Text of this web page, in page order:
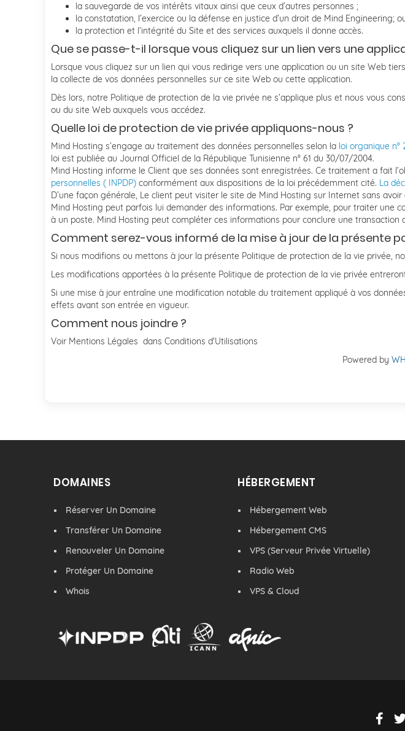
la sauvegarde de vos intérêts vitaux ainsi que ceux d’autres personnes ;
la constatation, l’exercice ou la défense en justice d’un droit de Mind Engineering;
la protection et l’intégrité du Site et des services auxquels il donne accès.
Que se passe-t-il lorsque vous cliquez sur un lien vers une
Lorsque vous cliquez sur un lien qui vous redirige vers une application ou un site Web
la collecte de vos données personnelles sur ce site Web ou cette application.
Dès lors, notre Politique de protection de la vie privée ne s’applique plus et nous vous
ou du site Web auxquels vous accédez.
Quelle loi de protection de vie privée appliquons-nous ?
Mind Hosting s’engage au traitement des données personnelles selon la loi organique
loi est publiée au Journal Officiel de la République Tunisienne n° 61 du 30/07/2004.
Mind Hosting informe le Client que ses données sont enregistrées. Ce traitement a fait
personnelles ( INPDP) conformément aux dispositions de la loi précédemment cité. La
D’une façon générale, Le client peut visiter le site de Mind Hosting sur Internet sans
Mind Hosting peut parfois lui demander des informations. Par exemple, pour traiter
à un poste. Mind Hosting peut compléter ces informations pour conclure une transaction
Comment serez-vous informé de la mise à jour de la présente
Si nous modifions ou mettons à jour la présente Politique de protection de la vie privée,
Les modifications apportées à la présente Politique de protection de la vie privée
Si une mise à jour entraîne une modification notable du traitement appliqué à vos
effets avant son entrée en vigueur.
Comment nous joindre ?
Voir Mentions Légales dans Conditions d'Utilisations
Powered by
DOMAINES
Réserver Un Domaine
Transférer Un Domaine
Renouveler Un Domaine
Protéger Un Domaine
Whois
HÉBERGEMENT
Hébergement Web
Hébergement CMS
VPS (Serveur Privée Virtuelle)
Radio Web
VPS & Cloud